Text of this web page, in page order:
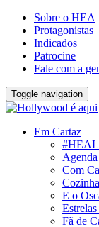
Sobre o HEA
Protagonistas
Indicados
Patrocine
Fale com a
Toggle navigation
Em Cartaz
Agenda
Com
E o
Fã de